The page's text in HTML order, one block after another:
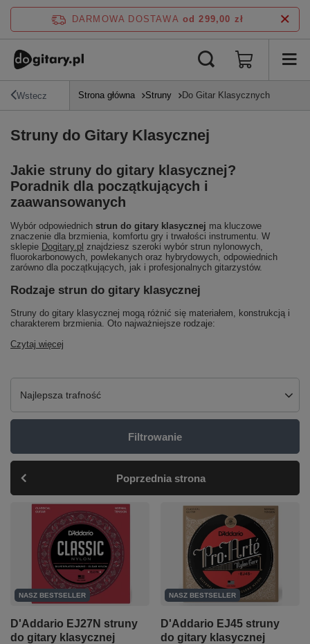
DARMOWA DOSTAWA od 299,00 zł
Wstecz Strona główna Struny Do Gitar Klasycznych
Struny do Gitary Klasycznej
Jakie struny do gitary klasycznej?
Poradnik dla początkujących i
zaawansowanych
Wybór odpowiednich strun do gitary klasycznej ma kluczowe
znaczenie dla brzmienia, komfortu gry i trwałości instrumentu. W
sklepie Dogitary.pl znajdziesz szeroki wybór strun nylonowych,
fluorokarbonowych, powlekanych oraz hybrydowych, odpowiednich
zarówno dla początkujących, jak i profesjonalnych gitarzystów.
Rodzaje strun do gitary klasycznej
Struny do gitary klasycznej mogą różnić się materiałem, konstrukcją i
charakterem brzmienia. Oto najważniejsze rodzaje:
Czytaj więcej
Zmień sortowanie
Najlepsza trafność
Filtrowanie
Poprzednia strona
NASZ BESTSELLER
D'Addario EJ27N struny
do gitary klasycznej
NASZ BESTSELLER
D'Addario EJ45 struny
do gitary klasycznej